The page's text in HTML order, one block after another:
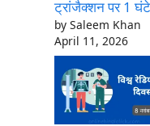
ट्रांजैक्शन पर 1 घंटे
by Saleem Khan
April 11, 2026